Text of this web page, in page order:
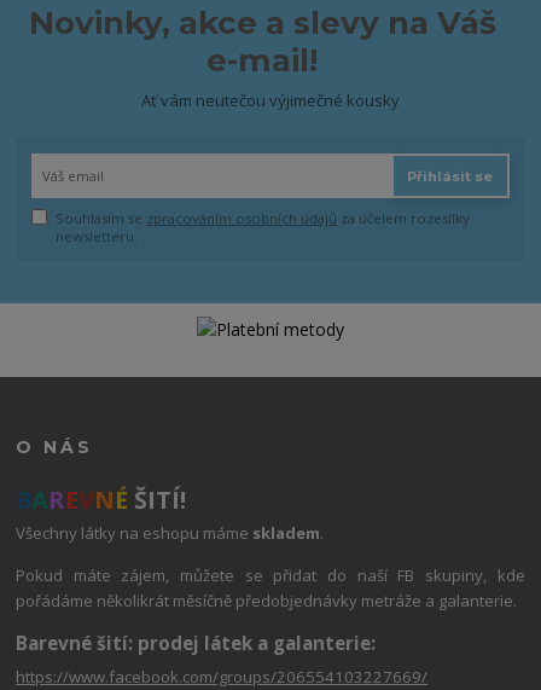
Novinky, akce a slevy na Váš
e-mail!
Ať vám neutečou výjimečné kousky
Přihlásit se
Souhlasím se zpracováním osobních údajů za účelem rozesílky
newsletteru.
O NÁS
BAREVNÉ ŠITÍ!
Všechny látky na eshopu máme skladem.
Pokud máte zájem, můžete se přidat do naší FB skupiny, kde
pořádáme několikrát měsíčně předobjednávky metráže a galanterie.
Barevné šití: prodej látek a galanterie:
https://www.facebook.com/groups/206554103227669/